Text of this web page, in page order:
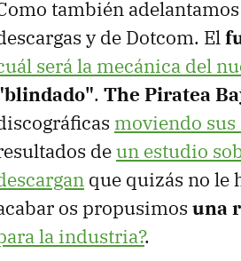
también
y de Dotcom. El
será la mecánica del
. The Piratea
moviendo sus
deun estudio
que quizás no le
os propusimos una
la industria?.